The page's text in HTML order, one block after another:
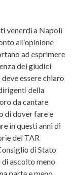
venerdi a Napoli
all’opinione
ad esprimere
dei giudici
essere chiaro
della
da cantare
di dover fare e
in questi anni di
del TAR
di Stato
ascolto meno